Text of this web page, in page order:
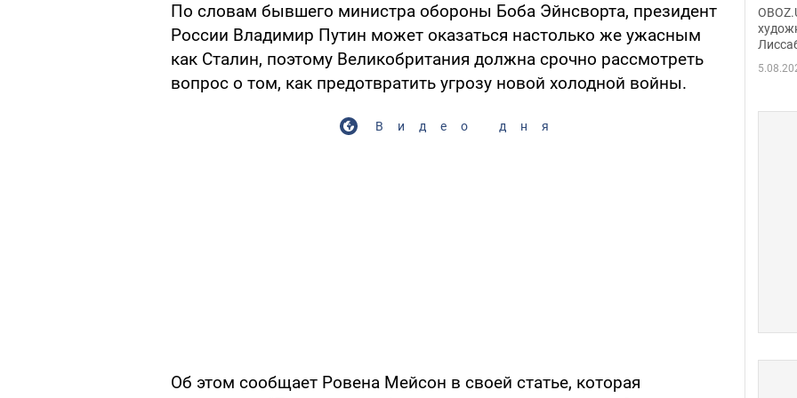
По словам бывшего министра обороны Боба Эйнсворта, президент
России Владимир Путин может оказаться настолько же ужасным
как Сталин, поэтому Великобритания должна срочно рассмотреть
вопрос о том, как предотвратить угрозу новой холодной войны.
Видео дня
Об этом сообщает Ровена Мейсон в своей статье, которая
сына